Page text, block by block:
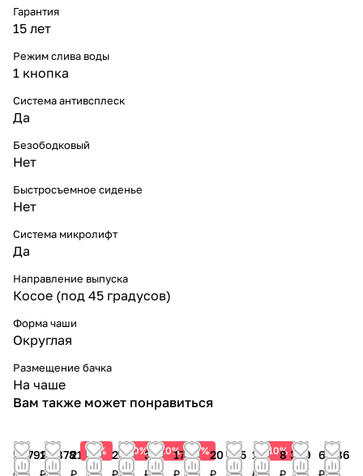
Гарантия
15 лет
Режим слива воды
1 кнопка
Система антивсплеск
Да
Безободковый
Нет
Быстросъемное сиденье
Нет
Система микролифт
Да
Направление выпуска
Косое (под 45 градусов)
Форма чаши
Округлая
Размещение бачка
На чаше
Вам также может понравиться
17 79218 878
10%
21 990
10%
22 950
10%
32 513
10%
17 99020 705
10%
13 5908 390 6 286